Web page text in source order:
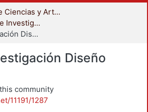
División de Ciencias y Artes para el Diseño
Departamento de Investigación y Conocimiento para el Diseño
Área de Investigación Diseño Disruptivo
Diseño
community
11191/1287